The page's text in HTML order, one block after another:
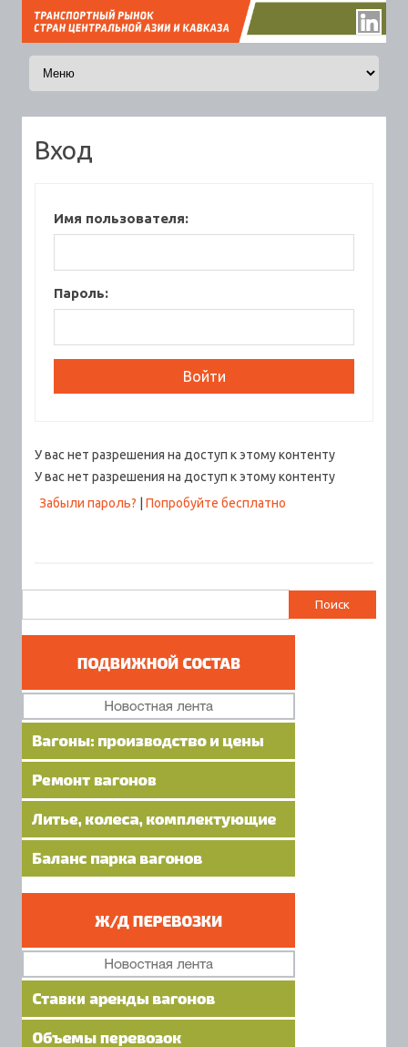
Перейти к содержимому
Вход
Имя пользователя:
Пароль:
У вас нет разрешения на доступ к этому контенту
У вас нет разрешения на доступ к этому контенту
Забыли пароль? | Попробуйте бесплатно